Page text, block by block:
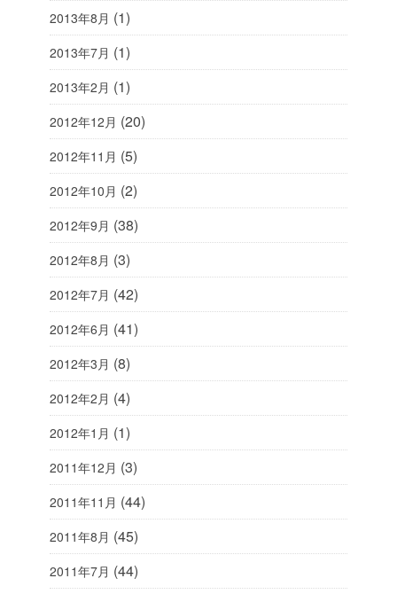
2013年8月 (1)
2013年7月 (1)
2013年2月 (1)
2012年12月 (20)
2012年11月 (5)
2012年10月 (2)
2012年9月 (38)
2012年8月 (3)
2012年7月 (42)
2012年6月 (41)
2012年3月 (8)
2012年2月 (4)
2012年1月 (1)
2011年12月 (3)
2011年11月 (44)
2011年8月 (45)
2011年7月 (44)